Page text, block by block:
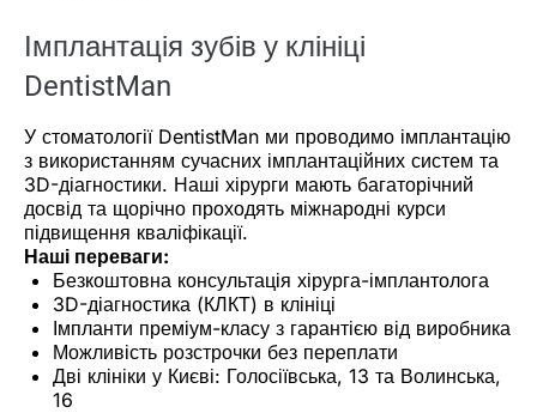
Імплантація зубів у клініці
DentistMan
У стоматології DentistMan ми проводимо імплантацію
з використанням сучасних імплантаційних систем та
3D-діагностики. Наші хірурги мають багаторічний
досвід та щорічно проходять міжнародні курси
підвищення кваліфікації.
Наші переваги:
Безкоштовна консультація хірурга-імплантолога
3D-діагностика (КЛКТ) в клініці
Імпланти преміум-класу з гарантією від виробника
Можливість розстрочки без переплати
Дві клініки у Києві: Голосіївська, 13 та Волинська,
16